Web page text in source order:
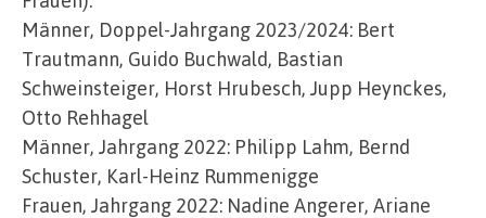
Männer, Doppel-Jahrgang 2023/2024: Bert
Trautmann, Guido Buchwald, Bastian
Schweinsteiger, Horst Hrubesch, Jupp Heynckes,
Otto Rehhagel
Männer, Jahrgang 2022: Philipp Lahm, Bernd
Schuster, Karl-Heinz Rummenigge
Frauen, Jahrgang 2022: Nadine Angerer, Ariane